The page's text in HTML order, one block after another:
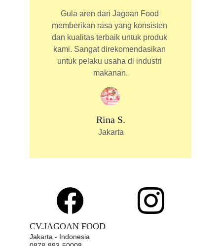
Gula aren dari Jagoan Food
memberikan rasa yang konsisten
dan kualitas terbaik untuk produk
kami. Sangat direkomendasikan
untuk pelaku usaha di industri
makanan.
Rina S.
Jakarta
CV.JAGOAN FOOD
Jakarta - Indonesia